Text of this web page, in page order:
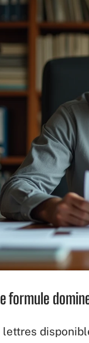
formule
lettres